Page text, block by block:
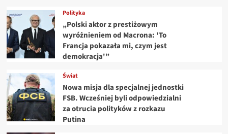
Polityka
„Polski aktor z prestiżowym
wyróżnieniem od Macrona: 'To
Francja pokazała mi, czym jest
demokracja'”
Świat
Nowa misja dla specjalnej jednostki
FSB. Wcześniej byli odpowiedzialni
za otrucia polityków z rozkazu
Putina